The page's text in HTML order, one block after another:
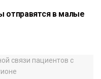
отправятся в малые